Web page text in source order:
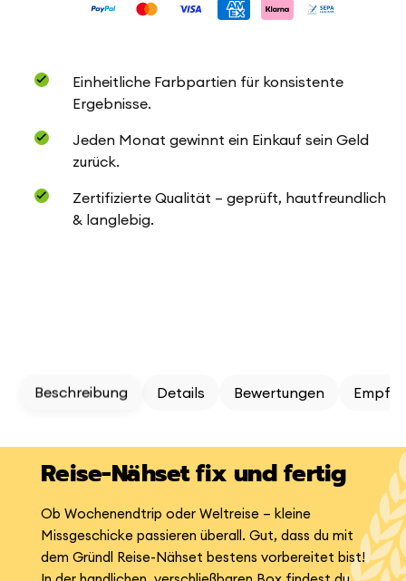
fertig
Einheitliche Farbpartien für konsistente
Ergebnisse.
Jeden Monat gewinnt ein Einkauf sein Geld
zurück.
Zertifizierte Qualität – geprüft, hautfreundlich
& langlebig.
Beschreibung Details Bewertungen
Reise-Nähset fix und fertig
Ob Wochenendtrip oder Weltreise – kleine
Missgeschicke passieren überall. Gut, dass du mit
dem Gründl Reise-Nähset bestens vorbereitet bist!